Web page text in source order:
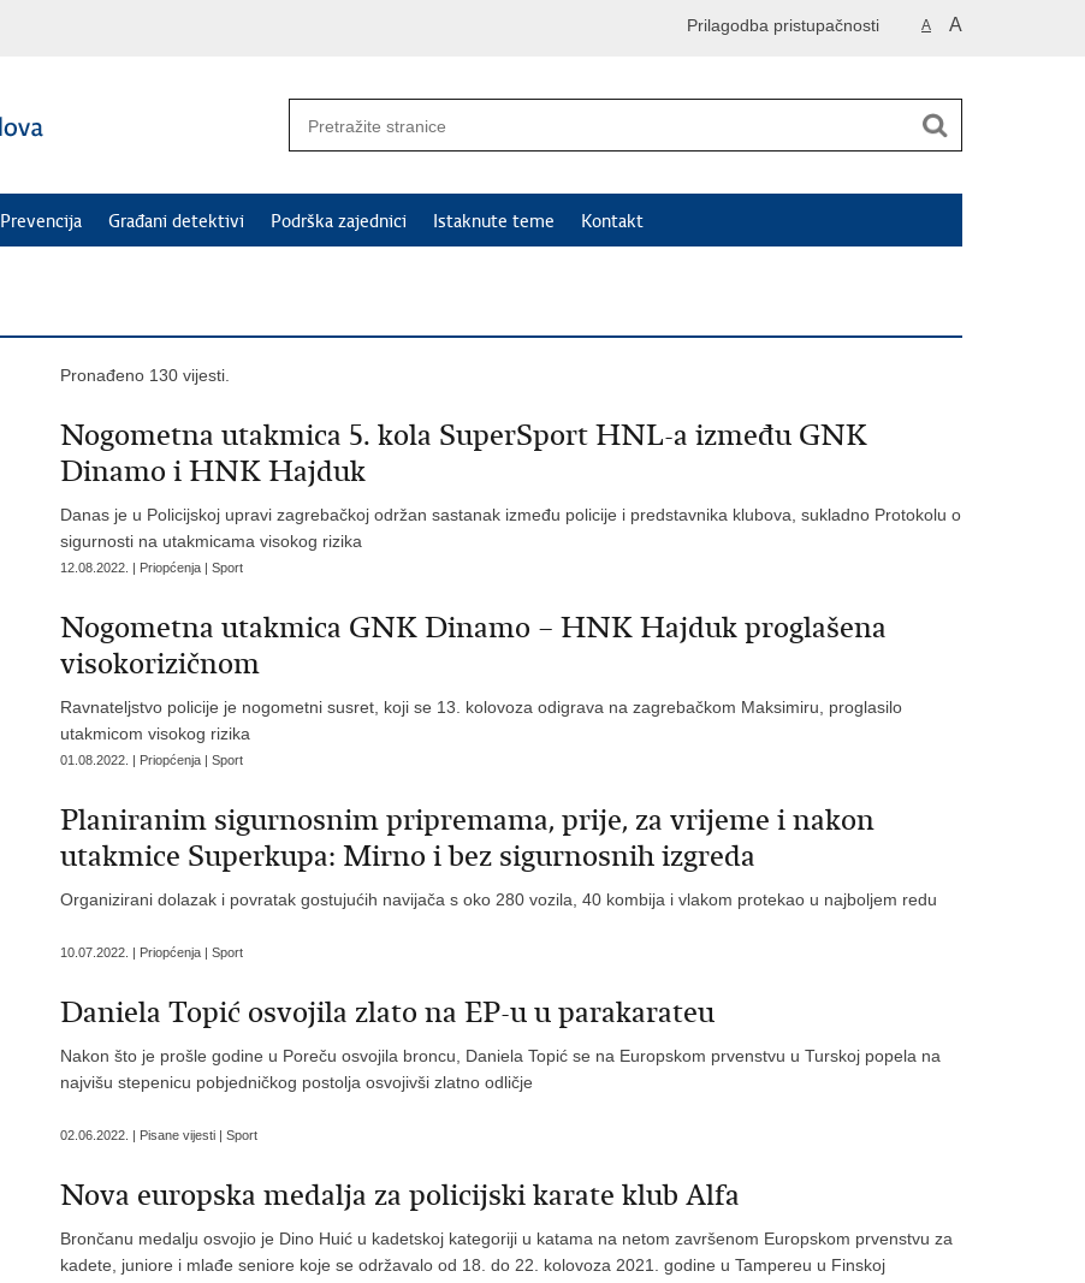
A A
Prilagodba pristupačnosti
Prevencija Građani detektivi Podrška zajednici Istaknute teme Kontakt
Pronađeno 130 vijesti.
Nogometna utakmica 5. kola SuperSport HNL-a između GNK
Dinamo i HNK Hajduk
Danas je u Policijskoj upravi zagrebačkoj održan sastanak između policije i predstavnika klubova, sukladno Protokolu o
sigurnosti na utakmicama visokog rizika
12.08.2022. | Priopćenja | Sport
Nogometna utakmica GNK Dinamo – HNK Hajduk proglašena
visokorizičnom
Ravnateljstvo policije je nogometni susret, koji se 13. kolovoza odigrava na zagrebačkom Maksimiru, proglasilo
utakmicom visokog rizika
01.08.2022. | Priopćenja | Sport
Planiranim sigurnosnim pripremama, prije, za vrijeme i nakon
utakmice Superkupa: Mirno i bez sigurnosnih izgreda
Organizirani dolazak i povratak gostujućih navijača s oko 280 vozila, 40 kombija i vlakom protekao u najboljem redu
10.07.2022. | Priopćenja | Sport
Daniela Topić osvojila zlato na EP-u u parakarateu
Nakon što je prošle godine u Poreču osvojila broncu, Daniela Topić se na Europskom prvenstvu u Turskoj popela na
najvišu stepenicu pobjedničkog postolja osvojivši zlatno odličje
02.06.2022. | Pisane vijesti | Sport
Nova europska medalja za policijski karate klub Alfa
Brončanu medalju osvojio je Dino Huić u kadetskoj kategoriji u katama na netom završenom Europskom prvenstvu za
kadete, juniore i mlađe seniore koje se održavalo od 18. do 22. kolovoza 2021. godine u Tampereu u Finskoj